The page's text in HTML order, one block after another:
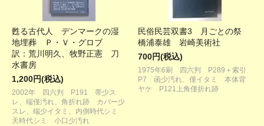
甦る古代人 デンマークの湿
地埋葬 Ｐ・Ｖ・グロブ
訳：荒川明久、牧野正憲 刀
水書房
1,200円(税込)
2002年 四六判 P191 帯少ス
レ、端僅汚れ、角折れ跡 カバー少
スレ、端少イタミ、内側時代シミ
天時代シミ 小口少汚れ
民俗民芸双書3 月ごとの祭
橋浦泰雄 岩崎美術社
700円(税込)
1975年6刷 四六判 P289＋索引
P7 函少汚れ、僅イタミ 本体背
ヤケ P121上角僅折れ跡